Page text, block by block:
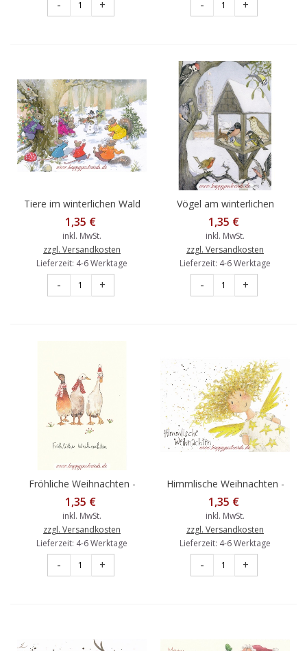
- + - +
Tiere im winterlichen Wald
- Weihnachtskarte
1,35 €
inkl. MwSt.
zzgl. Versandkosten
Lieferzeit: 4-6 Werktage
- +
Vögel am winterlichen
Futterhaus -
Weihnachtskarte
1,35 €
inkl. MwSt.
zzgl. Versandkosten
Lieferzeit: 4-6 Werktage
- +
Fröhliche Weihnachten -
Gänse - Weihnachtskarte
1,35 €
inkl. MwSt.
zzgl. Versandkosten
Lieferzeit: 4-6 Werktage
- +
Himmlische Weihnachten -
Engel - Weihnachtskarte
1,35 €
inkl. MwSt.
zzgl. Versandkosten
Lieferzeit: 4-6 Werktage
- +